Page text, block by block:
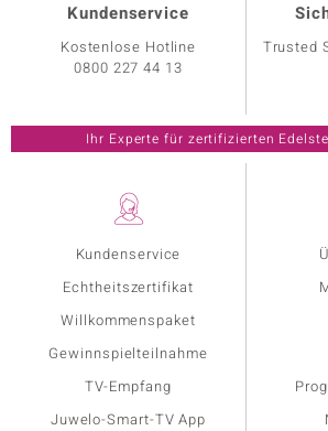
Kundenservice
Echtheitszertifikat
Willkommenspaket
Gewinnspielteilnahme
TV-Empfang
Juwelo-Smart-TV App
Kundenservice
Kostenlose Hotline
0800 227 44 13
Trusted
Ihr Experte für zertifizierten